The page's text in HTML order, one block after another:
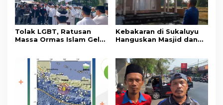
Tolak LGBT, Ratusan
Massa Ormas Islam Gelar
Kebakaran di Sukaluyu
Hanguskan Masjid dan